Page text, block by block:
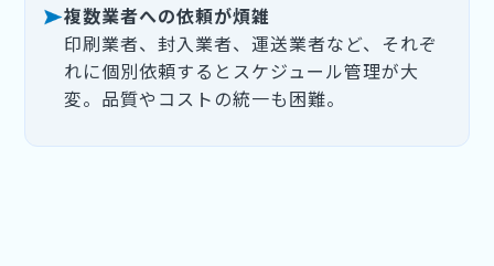
複数業者への依頼が煩雑
印刷業者、封入業者、運送業者など、それぞ
れに個別依頼するとスケジュール管理が大
変。品質やコストの統一も困難。